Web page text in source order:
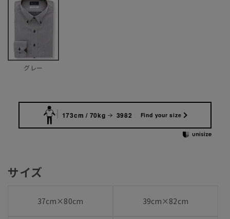
グレー
173cm / 70kg 3982 Find your size
サイズ
37cm×80cm 39cm×82cm